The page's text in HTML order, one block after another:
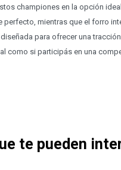
championes en la opción
mientras que el forro
para ofrecer una
como si participás en una
te pueden